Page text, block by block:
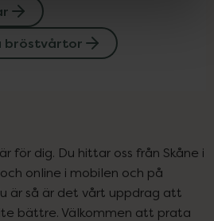
bröstvårtor
för dig. Du hittar oss från Skåne i
online i mobilen och på
är så är det vårt uppdrag att
bättre. Välkommen att prata